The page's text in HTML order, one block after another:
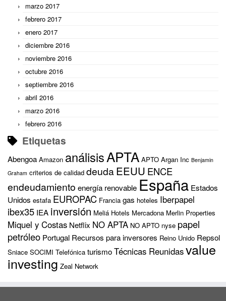
marzo 2017
febrero 2017
enero 2017
diciembre 2016
noviembre 2016
octubre 2016
septiembre 2016
abril 2016
marzo 2016
febrero 2016
Etiquetas
Abengoa Amazon análisisAPTA APTO Argan Inc Benjamin
Graham criterios de calidad deudaEEUU ENCE
endeudamiento energía renovable España Estados
Unidos estafa EUROPAC Francia gas hoteles Iberpapel
ibex35 IEA inversión Meliá Hotels Mercadona Merlin Properties
Miquel y Costas Netflix NO APTA NO APTO nyse papel
petróleo Portugal Recursos para inversores Reino Unido Repsol
Sniace SOCIMI Telefónica turismoTécnicas Reunidasvalue
investing Zeal Network